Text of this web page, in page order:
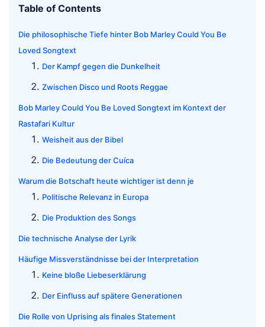
Table of Contents
Die philosophische Tiefe hinter Bob Marley Could You Be
Loved Songtext
Der Kampf gegen die Dunkelheit
Zwischen Disco und Roots Reggae
Bob Marley Could You Be Loved Songtext im Kontext der
Rastafari Kultur
Weisheit aus der Bibel
Die Bedeutung der Cuíca
Warum die Botschaft heute wichtiger ist denn je
Politische Relevanz in Europa
Die Produktion des Songs
Die technische Analyse der Lyrik
Häufige Missverständnisse bei der Interpretation
Keine bloße Liebeserklärung
Der Einfluss auf spätere Generationen
Die Rolle von Uprising als finales Statement